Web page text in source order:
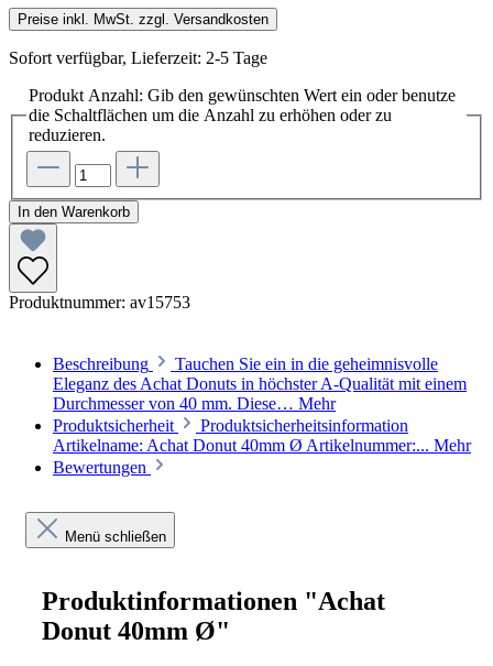
Preise inkl. MwSt. zzgl. Versandkosten
Sofort verfügbar, Lieferzeit: 2-5 Tage
Produkt Anzahl: Gib den gewünschten Wert ein oder benutze
die Schaltflächen um die Anzahl zu erhöhen oder zu
reduzieren.
In den Warenkorb
Produktnummer: av15753
Beschreibung
Tauchen Sie ein in die geheimnisvolle
Eleganz des Achat Donuts in höchster A-Qualität mit einem
Durchmesser von 40 mm. Diese… Mehr
Produktsicherheit
Produktsicherheitsinformation
Artikelname: Achat Donut 40mm Ø Artikelnummer:... Mehr
Bewertungen
Menü schließen
Produktinformationen "Achat
Donut 40mm Ø"